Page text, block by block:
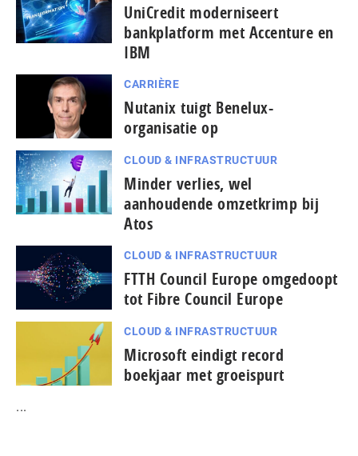
UniCredit moderniseert
bankplatform met Accenture en
IBM
CARRIÈRE
Nutanix tuigt Benelux-
organisatie op
CLOUD & INFRASTRUCTUUR
Minder verlies, wel
aanhoudende omzetkrimp bij
Atos
CLOUD & INFRASTRUCTUUR
FTTH Council Europe omgedoopt
tot Fibre Council Europe
CLOUD & INFRASTRUCTUUR
Microsoft eindigt record
boekjaar met groeispurt
...